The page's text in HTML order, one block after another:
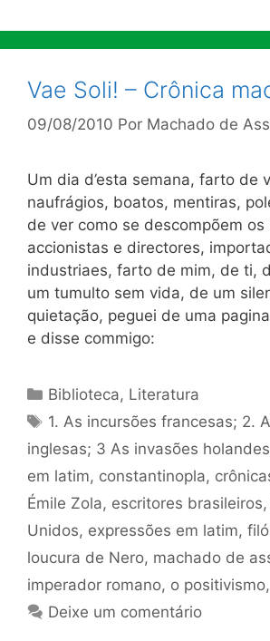
Vae Soli! – Crônica
09/08/2010 Por Machado de
Um dia d’esta semana, farto de
naufrágios, boatos, mentiras,
de ver como se descompõem os
accionistas e directores,
industriaes, farto de mim, de ti,
um tumulto sem vida, de um
quietação, peguei de uma
e disse commigo:
Categorias
Biblioteca, Literatura
Tags
1. As incursões francesas; 2.
inglesas; 3 As invasões
em latim, constantinopla,
Émile Zola, escritores brasileiros,
Unidos, expressões em latim,
loucura de Nero, machado de
imperador romano, o positivismo,
Deixe um comentário